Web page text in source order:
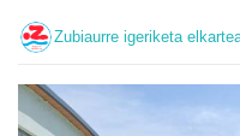
Zubiaurre igeriketa